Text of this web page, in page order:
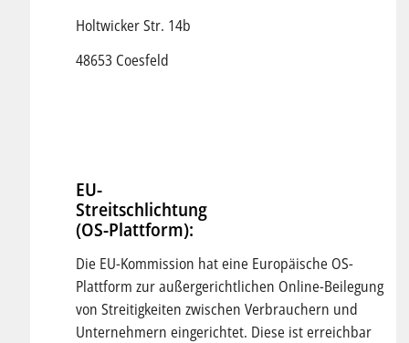
Holtwicker Str. 14b
48653 Coesfeld
EU-
Streitschlichtung
(OS-Plattform):
Die EU-Kommission hat eine Europäische OS-
Plattform zur außergerichtlichen Online-Beilegung
von Streitigkeiten zwischen Verbrauchern und
Unternehmern eingerichtet. Diese ist erreichbar